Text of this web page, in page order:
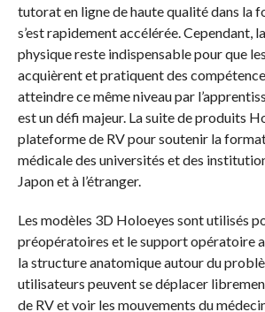
tutorat en ligne de haute qualité dans la
s’est rapidement accélérée. Cependant,
physique reste indispensable pour que
acquièrent et pratiquent des
atteindre ce même niveau par
est un défi majeur. La suite de produits
plateforme de RV pour soutenir la
médicale des universités et des
Japon et à l’étranger.
Les modèles 3D Holoeyes sont utilisés
préopératoires et le support opératoire
la structure anatomique autour du
utilisateurs peuvent se déplacer
de RV et voir les mouvements du